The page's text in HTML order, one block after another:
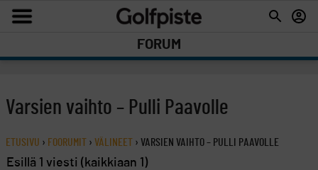
FORUM
Varsien vaihto – Pulli Paavolle
ETUSIVU › FOORUMIT › VÄLINEET › VARSIEN VAIHTO – PULLI PAAVOLLE
Esillä 1 viesti (kaikkiaan 1)